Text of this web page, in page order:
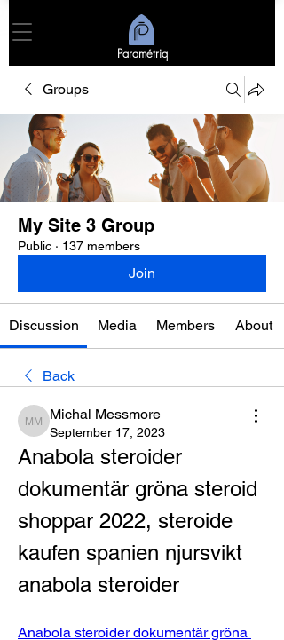
Paramétriq
Groups
My Site 3 Group
Public · 137 members
Join
Discussion Media Members About
Back
Michal Messmore
Michal Messmore
September 17, 2023
Anabola steroider
dokumentär gröna steroid
shoppar 2022, steroide
kaufen spanien njursvikt
anabola steroider
Anabola steroider dokumentär gröna